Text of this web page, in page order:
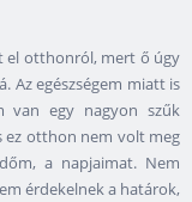
el otthonról, mert ő úgy
Az egészségem miatt is
van egy nagyon szűk
ez otthon nem volt meg
a napjaimat. Nem
érdekelnek a határok,